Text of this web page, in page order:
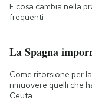
E cosa cambia nella
frequenti
La Spagna
Come ritorsione per
rimuovere quelli che
Ceuta